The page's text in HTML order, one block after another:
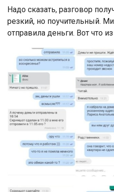
Надо сказать, разговор
резкий, но поучительный.
отправила деньги. Вот что